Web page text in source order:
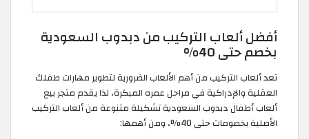
أفضل ألعاب التركيب من دبدوب السعودية
بخصم حتى 40%
تعد ألعاب التركيب من أهم الألعاب الضرورية لتطوير مهارات طفلك
العقلية والإدراكية في مراحل عمره المبكرة، لذا يقدم متجر بيع
ألعاب أطفال دبدوب السعودية تشكيلة متنوعة من ألعاب التركيب
الأصلية بخصومات حتى 40%، ومن أهمها: